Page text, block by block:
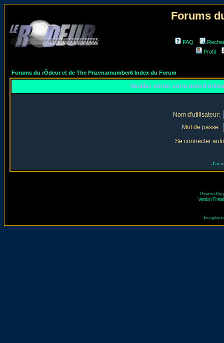
Forums
FAQ
Profil
Forums du rÔdeur et de The Prizenarnumber6 Index du Forum
Veuillez entrer votre nom
Nom d'utilisateur:
Mot de passe:
Se connecter
J'ai
Powered by
Version Fr